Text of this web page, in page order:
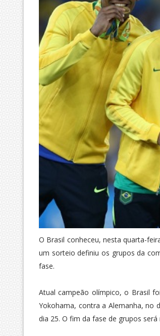
O Brasil conheceu, nesta quarta-
um sorteio definiu os grupos da
fase.
Atual campeão olímpico, o Brasil
Yokohama, contra a Alemanha, no
dia 25. O fim da fase de grupos